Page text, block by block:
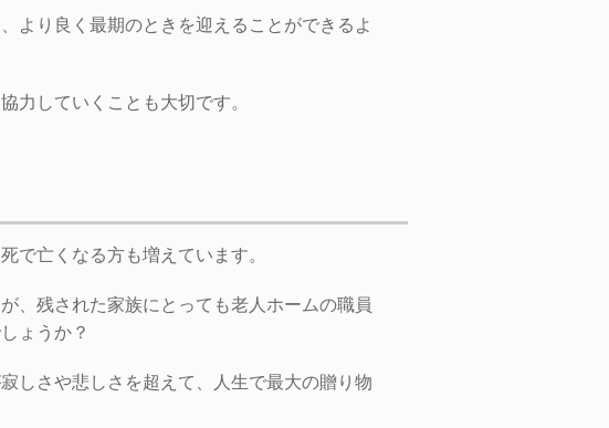
より良く最期のときを迎えることができるよ
力していくことも大切です。
で亡くなる方も増えています。
、残された家族にとっても老人ホームの職員
ょうか？
しさや悲しさを超えて、人生で最大の贈り物